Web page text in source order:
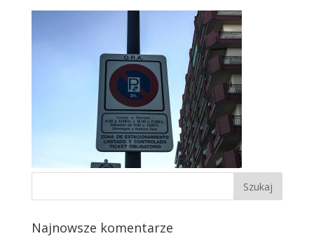
Najnowsze komentarze